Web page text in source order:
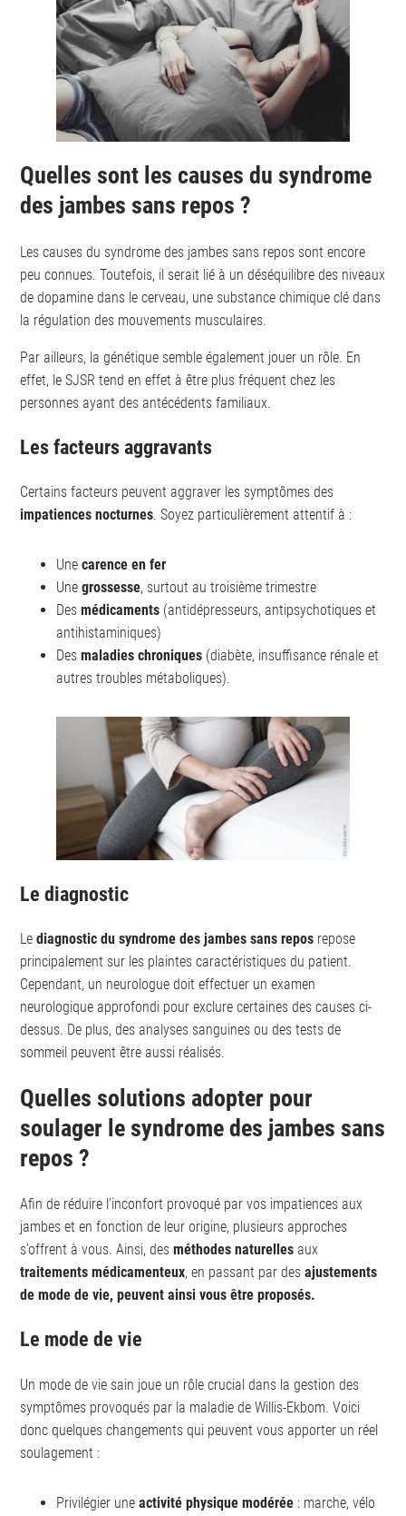
Quelles sont les causes du syndrome
des jambes sans repos ?
Les causes du syndrome des jambes sans repos sont encore
peu connues. Toutefois, il serait lié à un déséquilibre des niveaux
de dopamine dans le cerveau, une substance chimique clé dans
la régulation des mouvements musculaires.
Par ailleurs, la génétique semble également jouer un rôle. En
effet, le SJSR tend en effet à être plus fréquent chez les
personnes ayant des antécédents familiaux.
Les facteurs aggravants
Certains facteurs peuvent aggraver les symptômes des
impatiences nocturnes. Soyez particulièrement attentif à :
Unecarence en fer
Unegrossesse, surtout au troisième trimestre
Desmédicaments (antidépresseurs, antipsychotiques et
antihistaminiques)
Desmaladies chroniques (diabète, insuffisance rénale et
autres troubles métaboliques).
Le diagnostic
Lediagnostic du syndrome des jambes sans repos repose
principalement sur les plaintes caractéristiques du patient.
Cependant, un neurologue doit effectuer un examen
neurologique approfondi pour exclure certaines des causes ci-
dessus. De plus, des analyses sanguines ou des tests de
sommeil peuvent être aussi réalisés.
Quelles solutions adopter pour
soulager le syndrome des jambes sans
repos ?
Afin de réduire l’inconfort provoqué par vos impatiences aux
jambes et en fonction de leur origine, plusieurs approches
s’offrent à vous. Ainsi, desméthodes naturelles aux
traitements médicamenteux, en passant par desajustements
de mode de vie, peuvent ainsi vous être proposés.
Le mode de vie
Un mode de vie sain joue un rôle crucial dans la gestion des
symptômes provoqués par la maladie de Willis-Ekbom. Voici
donc quelques changements qui peuvent vous apporter un réel
soulagement :
Privilégier uneactivité physique modérée : marche, vélo